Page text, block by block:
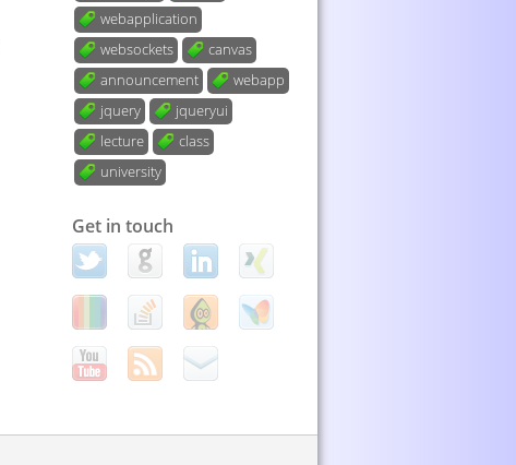
webapplication
websockets
canvas
announcement
webapp
jquery
jqueryui
lecture
class
university
Get in touch